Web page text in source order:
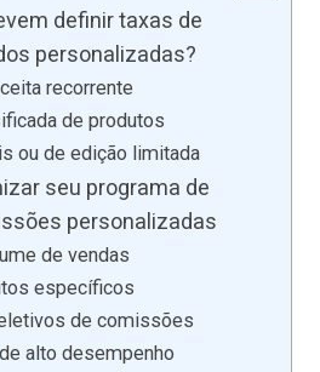
definir taxas de
personalizadas?
recorrente
de produtos
ou de edição limitada
seu programa de
personalizadas
de vendas
específicos
de comissões
alto desempenho